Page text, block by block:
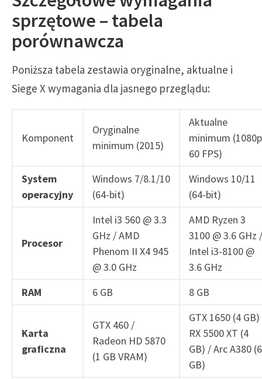
sprzętowe – tabela
porównawcza
Poniższa tabela zestawia oryginalne, aktualne i
Siege X wymagania dla jasnego przeglądu:
Komponent
Oryginalne
minimum (2015)
Aktualne
minimum
60 FPS)
System
operacyjny
Windows 7/8.1/10
(64-bit)
Windows 10/11
(64-bit)
Procesor
Intel i3 560 @ 3.3
GHz / AMD
Phenom II X4 945
@ 3.0 GHz
AMD Ryzen 3
3100 @ 3.6 GHz /
Intel i3-8100 @
3.6 GHz
RAM
6 GB 8 GB
Karta
graficzna
GTX 460 /
Radeon HD 5870
(1 GB VRAM)
GTX 1650 (4
RX 5500 XT (4
GB) / Arc A380 (6
GB)